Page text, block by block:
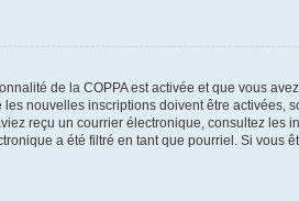
de la COPPA est activée et que vous
nouvelles inscriptions doivent être activées,
reçu un courrier électronique, consultez les
a été filtré en tant que pourriel. Si vous